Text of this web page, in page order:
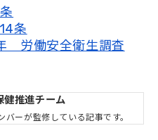
条
労働安全衛生調査
健推進チーム
バーが監修している記事です。